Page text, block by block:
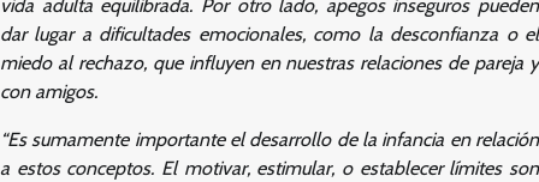
vida adulta equilibrada. Por otro lado, apegos inseguros pueden
dar lugar a dificultades emocionales, como la desconfianza o el
miedo al rechazo, que influyen en nuestras relaciones de pareja y
con amigos.
“Es sumamente importante el desarrollo de la infancia en relación
a estos conceptos. El motivar, estimular, o establecer límites son